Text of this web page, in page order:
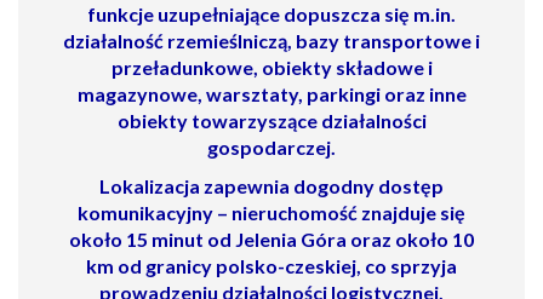
funkcje uzupełniające dopuszcza się m.in.
działalność rzemieślniczą, bazy transportowe i
przeładunkowe, obiekty składowe i
magazynowe, warsztaty, parkingi oraz inne
obiekty towarzyszące działalności
gospodarczej.
Lokalizacja zapewnia dogodny dostęp
komunikacyjny – nieruchomość znajduje się
około 15 minut od Jelenia Góra oraz około 10
km od granicy polsko-czeskiej, co sprzyja
prowadzeniu działalności logistycznej,